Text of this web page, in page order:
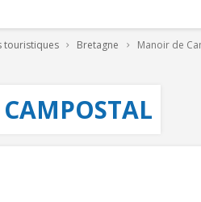
touristiques Bretagne Manoir de